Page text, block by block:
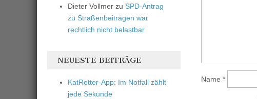
Name *
Dieter Vollmer zu SPD-Antrag
zu Straßenbeiträgen war
rechtlich nicht belastbar
NEUESTE BEITRÄGE
KatRetter-App: Im Notfall zählt
jede Sekunde